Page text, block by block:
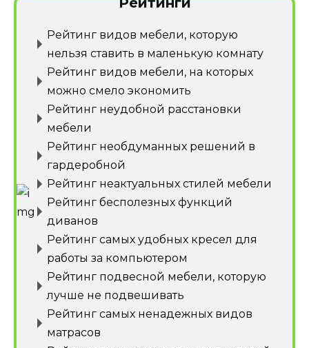
Рейтинг видов мебели, которую
нельзя ставить в маленькую комнату
Рейтинг видов мебели, на которых
можно смело экономить
Рейтинг неудобной расстановки
мебели
Рейтинг необдуманных решений в
гардеробной
Рейтинг неактуальных стилей мебели
Рейтинг бесполезных функций
диванов
Рейтинг самых удобных кресел для
работы за компьютером
Рейтинг подвесной мебели, которую
лучше не подвешивать
Рейтинг самых ненадежных видов
матрасов